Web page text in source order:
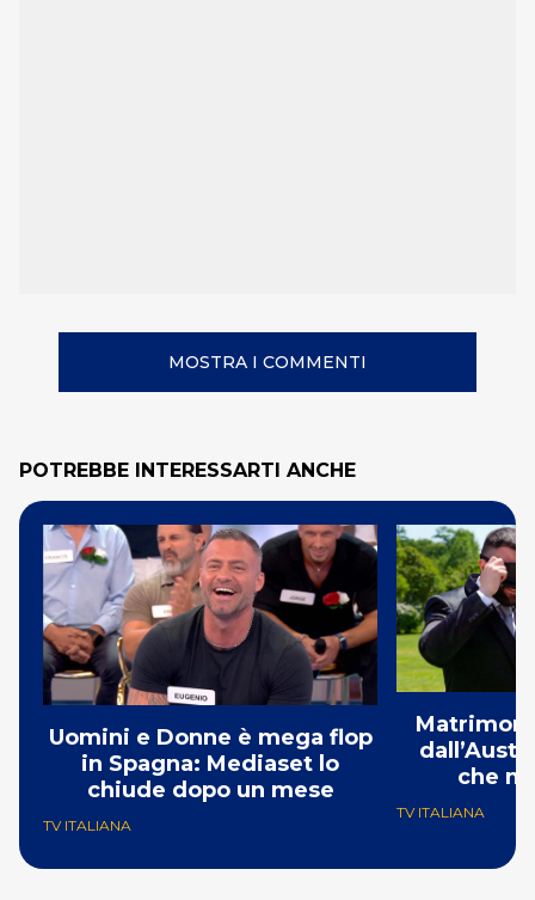
MOSTRA I COMMENTI
POTREBBE INTERESSARTI ANCHE
Uomini e Donne è mega flop
in Spagna: Mediaset lo
chiude dopo un mese
TV ITALIANA
che
TV ITALIANA